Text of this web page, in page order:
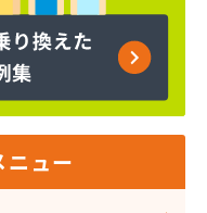
ニュー